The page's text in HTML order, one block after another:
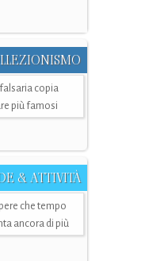
copia
più famosi
& ATTIVITÀ
che tempo
ancora di più